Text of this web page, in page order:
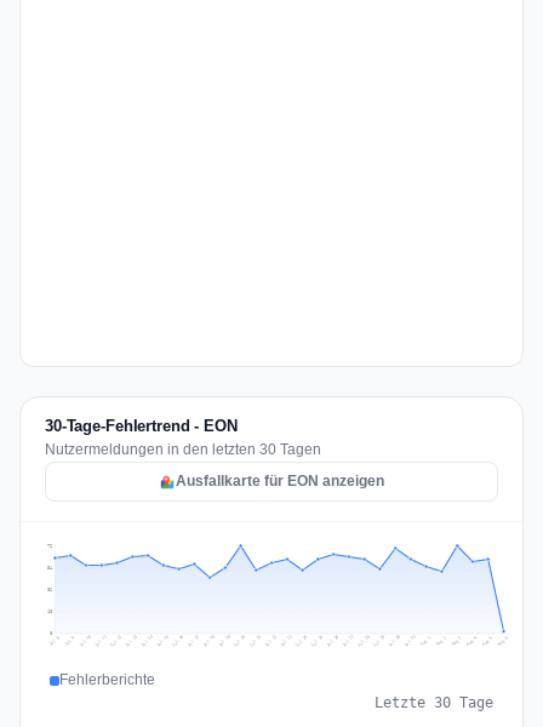
30-Tage-Fehlertrend - EON
Nutzermeldungen in den letzten 30 Tagen
Ausfallkarte für EON anzeigen
18
36
54
72
Jul 8 Jul 9 Jul 10 Jul 11 Jul 12 Jul 13 Jul 14 Jul 15 Jul 16 Jul 17 Jul 18 Jul 19 Jul 20 Jul 21 Jul 22 Jul 23 Jul 24 Jul 25 Jul 26 Jul 27 Jul 28 Jul 29 Jul 30 Jul 31 Aug 1 Aug 2 Aug 3 Aug 4 Aug 5 Aug 6
Fehlerberichte
Letzte 30 Tage